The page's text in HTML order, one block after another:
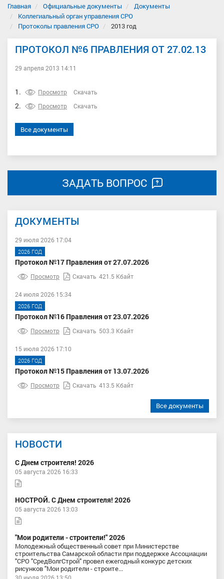
Главная Официальные документы
Документы
Коллегиальный орган управления СРО
Протоколы правления СРО
2013 год
ПРОТОКОЛ №6 ПРАВЛЕНИЯ ОТ 27.02.13
29 апреля 2013 14:11
1. Просмотр Скачать
2. Просмотр Скачать
Все документы
ЗАДАТЬ ВОПРОС
ДОКУМЕНТЫ
29 июля 2026 17:04
2026 ГОД
Протокол №17 Правления от 27.07.2026
Просмотр Скачать 421.5 Кбайт
24 июля 2026 15:34
2026 ГОД
Протокол №16 Правления от 23.07.2026
Просмотр Скачать 503.3 Кбайт
15 июля 2026 17:10
2026 ГОД
Протокол №15 Правления от 13.07.2026
Просмотр Скачать 413.5 Кбайт
Все документы
НОВОСТИ
С Днем строителя! 2026
05 августа 2026 16:33
НОСТРОЙ. С Днем строителя! 2026
05 августа 2026 13:03
"Мои родители - строители!" 2026
Молодежный общественный совет при Министерстве
строительства Самарской области при поддержке Ассоциации
"СРО "СредВолгСтрой" провел ежегодный конкурс детских
рисунков "Мои родители - строите...
30 июля 2026 13:50